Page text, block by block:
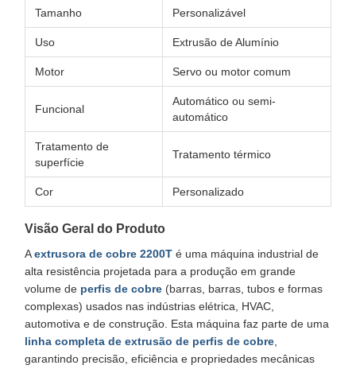
Tamanho Personalizável
Uso Extrusão de Alumínio
Motor Servo ou motor comum
Funcional
Automático ou semi-
automático
Tratamento de
superfície
Tratamento térmico
Cor Personalizado
Visão Geral do Produto
Aextrusora de cobre 2200T é uma máquina industrial de
alta resistência projetada para a produção em grande
volume de perfis de cobre (barras, barras, tubos e formas
complexas) usados nas indústrias elétrica, HVAC,
automotiva e de construção. Esta máquina faz parte de uma
linha completa de extrusão de perfis de cobre
garantindo precisão, eficiência e propriedades mecânicas